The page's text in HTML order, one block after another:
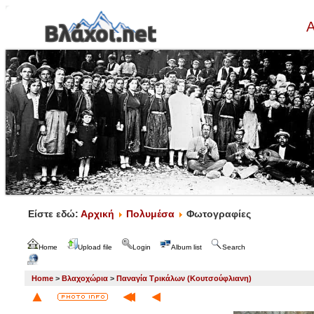
Είστε εδώ: Αρχική Πολυμέσα Φωτογραφίες
Home Upload file Login Album list Search
Home > Βλαχοχώρια > Παναγία Τρικάλων (Κουτσούφλιανη)